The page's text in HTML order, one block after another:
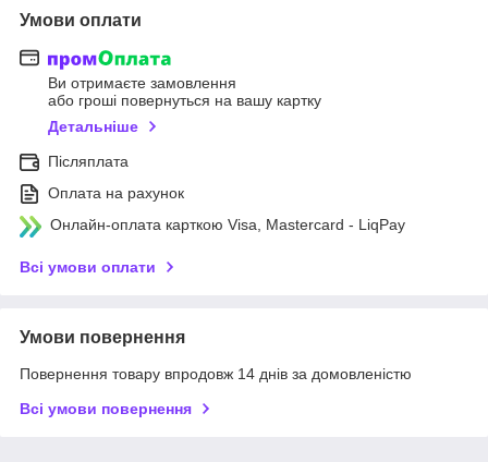
Умови оплати
Ви отримаєте замовлення
або гроші повернуться на вашу картку
Детальніше
Післяплата
Оплата на рахунок
Онлайн-оплата карткою Visa, Mastercard - LiqPay
Всі умови оплати
Умови повернення
Повернення товару впродовж 14 днів за домовленістю
Всі умови повернення